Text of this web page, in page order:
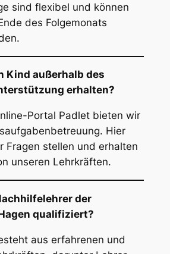
sind flexibel und können
des Folgemonats
Kind außerhalb des
erhalten?
Portal Padlet bieten wir
Hier
Fragen stellen und erhalten
unseren Lehrkräften.
der
qualifiziert?
aus erfahrenen und